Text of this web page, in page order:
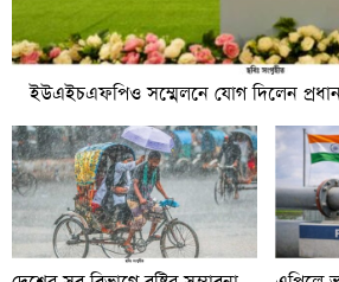
ইউএইচএফপিও সম্মেলনে যোগ দিলেন